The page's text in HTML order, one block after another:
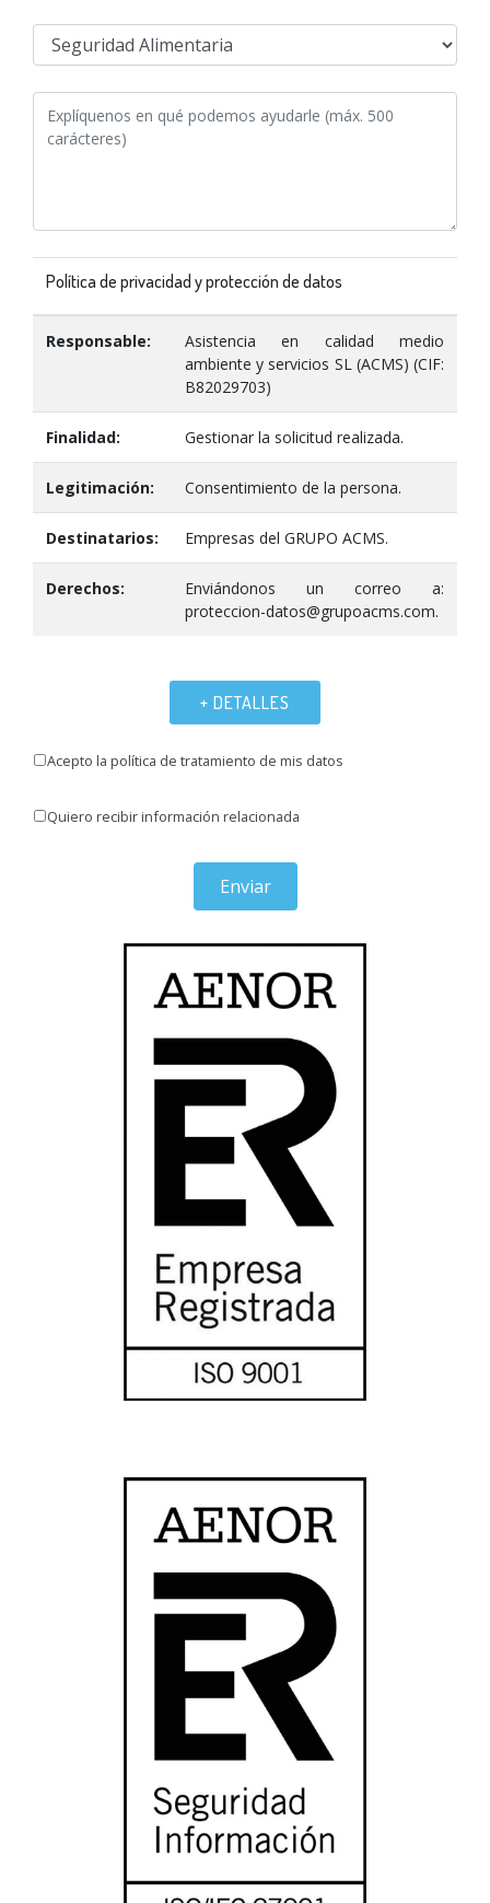
Política de privacidad y protección de datos
Responsable:
Asistencia en calidad medio
ambiente y servicios SL (ACMS) (CIF:
B82029703)
Finalidad: Gestionar la solicitud realizada.
Legitimación: Consentimiento de la persona.
Destinatarios: Empresas del GRUPO ACMS.
Derechos:
Enviándonos un correo a:
proteccion-datos@grupoacms.com.
+ DETALLES
Acepto la política de tratamiento de mis datos
Quiero recibir información relacionada
Enviar